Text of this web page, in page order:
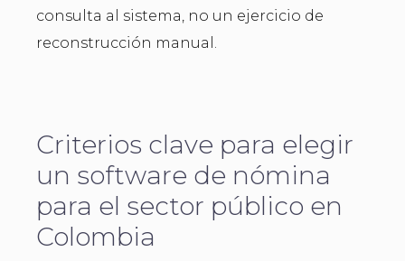
consulta al sistema, no un ejercicio de
reconstrucción manual.
Criterios clave para elegir
un software de nómina
para el sector público en
Colombia